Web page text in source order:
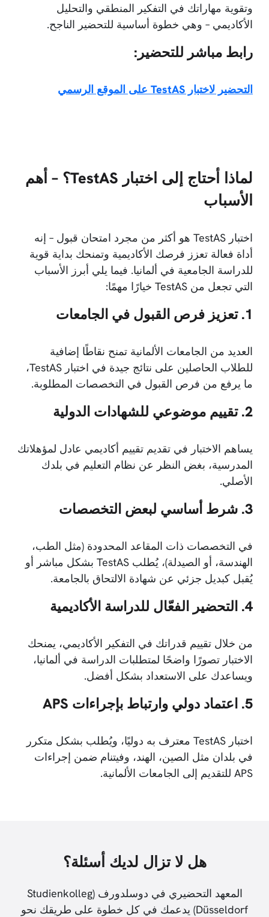
وتقوية مهاراتك في التفكير المنطقي والتحليل
الأكاديمي – وهي خطوة أساسية للتحضير الناجح.
رابط مباشر للتحضير:
التحضير لاختبار TestAS على الموقع الرسمي
لماذا أحتاج إلى اختبار TestAS؟ – أهم
الأسباب
اختبار TestAS هو أكثر من مجرد امتحان قبول – إنه
أداة فعالة تعزز فرصك الأكاديمية وتمنحك بداية قوية
للدراسة الجامعية في ألمانيا. فيما يلي أبرز الأسباب
التي تجعل من TestAS خيارًا مهمًا:
1. تعزيز فرص القبول في الجامعات
العديد من الجامعات الألمانية تمنح نقاطًا إضافية
للطلاب الحاصلين على نتائج جيدة في اختبار TestAS،
ما يرفع من فرص القبول في التخصصات المطلوبة.
2. تقييم موضوعي للشهادات الدولية
يساهم الاختبار في تقديم تقييم أكاديمي عادل لمؤهلاتك
المدرسية، بغض النظر عن نظام التعليم في بلدك
الأصلي.
3. شرط أساسي لبعض التخصصات
في التخصصات ذات المقاعد المحدودة (مثل الطب،
الهندسة، أو الصيدلة)، يُطلب TestAS بشكل مباشر أو
يُقبل كبديل جزئي عن شهادة الالتحاق بالجامعة.
4. التحضير الفعّال للدراسة الأكاديمية
من خلال تقييم قدراتك في التفكير الأكاديمي، يمنحك
الاختبار تصورًا واضحًا لمتطلبات الدراسة في ألمانيا،
ويساعدك على الاستعداد بشكل أفضل.
5. اعتماد دولي وارتباط بإجراءات APS
اختبار TestAS معترف به دوليًا، ويُطلب بشكل متكرر
في بلدان مثل الصين، الهند، وفيتنام ضمن إجراءات
APS للتقديم إلى الجامعات الألمانية.
هل لا تزال لديك أسئلة؟
المعهد التحضيري في دوسلدورف (Studienkolleg
Düsseldorf) يدعمك في كل خطوة على طريقك نحو